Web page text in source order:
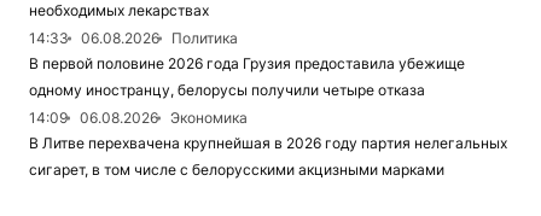
необходимых лекарствах
14:33
06.08.2026
Политика
В первой половине 2026 года Грузия предоставила убежище
одному иностранцу, белорусы получили четыре отказа
14:09
06.08.2026
Экономика
В Литве перехвачена крупнейшая в 2026 году партия нелегальных
сигарет, в том числе с белорусскими акцизными марками